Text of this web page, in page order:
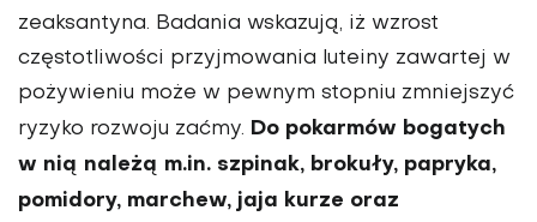
zeaksantyna. Badania wskazują, iż wzrost
częstotli­wości przyjmowania luteiny zawartej w
pożywieniu może w pewnym stopniu zmniej­szyć
ryzyko rozwoju zaćmy. Do pokarmów bogatych
w nią należą m.in. szpinak, brokuły, papryka,
pomidory, marchew, jaja kurze oraz